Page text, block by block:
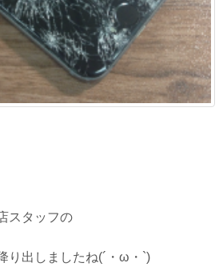
スタッフの
り出しましたね(´・ω・`)